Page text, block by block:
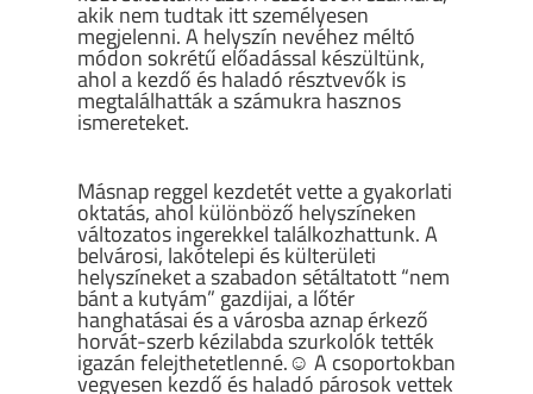
akik nem tudtak itt személyesen
megjelenni. A helyszín nevéhez méltó
módon sokrétű előadással készültünk,
ahol a kezdő és haladó résztvevők is
megtalálhatták a számukra hasznos
ismereteket.
Másnap reggel kezdetét vette a gyakorlati
oktatás, ahol különböző helyszíneken
változatos ingerekkel találkozhattunk. A
belvárosi, lakótelepi és külterületi
helyszíneket a szabadon sétáltatott “nem
bánt a kutyám” gazdijai, a lőtér
hanghatásai és a városba aznap érkező
horvát-szerb kézilabda szurkolók tették
igazán felejthetetlenné.☺ A csoportokban
vegyesen kezdő és haladó párosok vettek